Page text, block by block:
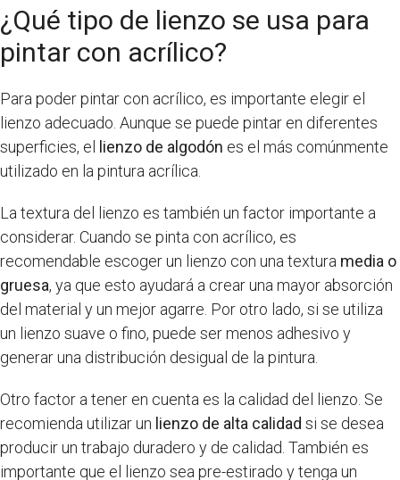
¿Qué tipo de lienzo se usa para
pintar con acrílico?
Para poder pintar con acrílico, es importante elegir el
lienzo adecuado. Aunque se puede pintar en diferentes
superficies, el lienzo de algodón es el más comúnmente
utilizado en la pintura acrílica.
La textura del lienzo es también un factor importante a
considerar. Cuando se pinta con acrílico, es
recomendable escoger un lienzo con una textura media o
gruesa, ya que esto ayudará a crear una mayor absorción
del material y un mejor agarre. Por otro lado, si se utiliza
un lienzo suave o fino, puede ser menos adhesivo y
generar una distribución desigual de la pintura.
Otro factor a tener en cuenta es la calidad del lienzo. Se
recomienda utilizar un lienzo de alta calidad si se desea
producir un trabajo duradero y de calidad. También es
importante que el lienzo sea pre-estirado y tenga un